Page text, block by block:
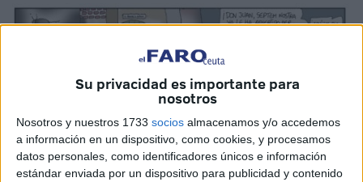
Su privacidad es importante para
nosotros
Nosotros y nuestros 1733 socios almacenamos y/o accedemos
a información en un dispositivo, como cookies, y procesamos
datos personales, como identificadores únicos e información
estándar enviada por un dispositivo para publicidad y contenido